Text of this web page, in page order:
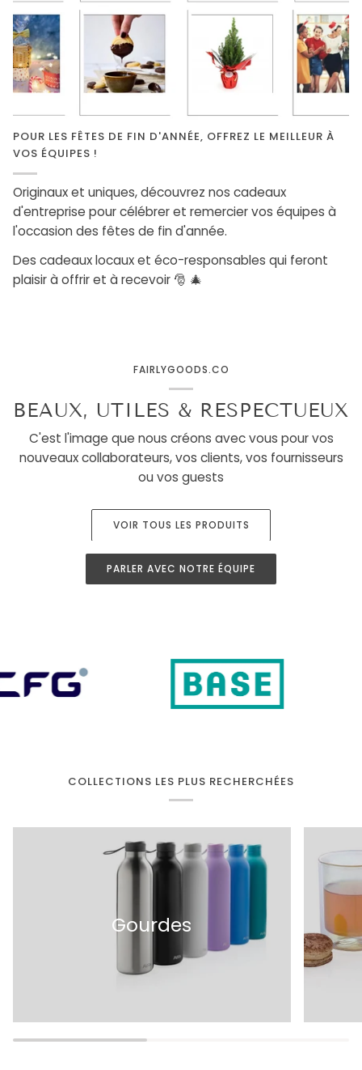
POUR LES FÊTES DE FIN D'ANNÉE, OFFREZ LE MEILLEUR À
VOS ÉQUIPES !
Originaux et uniques, découvrez nos cadeaux
d'entreprise pour célébrer et remercier vos équipes à
l'occasion des fêtes de fin d'année.
Des cadeaux locaux et éco-responsables qui feront
plaisir à offrir et à recevoir 🎅 🎄
FAIRLYGOODS.CO
BEAUX, UTILES & RESPECTUEUX
C'est l'image que nous créons avec vous pour vos
nouveaux collaborateurs, vos clients, vos fournisseurs
ou vos guests
VOIR TOUS LES PRODUITS
PARLER AVEC NOTRE ÉQUIPE
COLLECTIONS LES PLUS RECHERCHÉES
Gourdes